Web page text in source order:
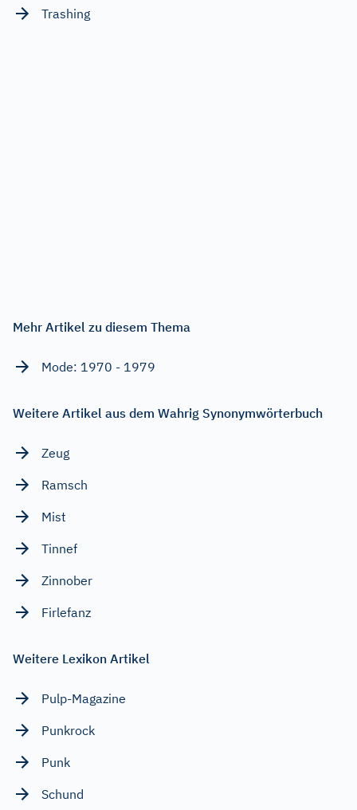
Trashing
Mehr Artikel zu diesem Thema
Mode: 1970 - 1979
Weitere Artikel aus dem Wahrig Synonymwörterbuch
Zeug
Ramsch
Mist
Tinnef
Zinnober
Firlefanz
Weitere Lexikon Artikel
Pulp-Magazine
Punkrock
Punk
Schund